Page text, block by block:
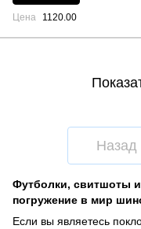
Цена 1120.00
Назад
Футболки, свитшоты
погружение в мир
Если вы являетесь